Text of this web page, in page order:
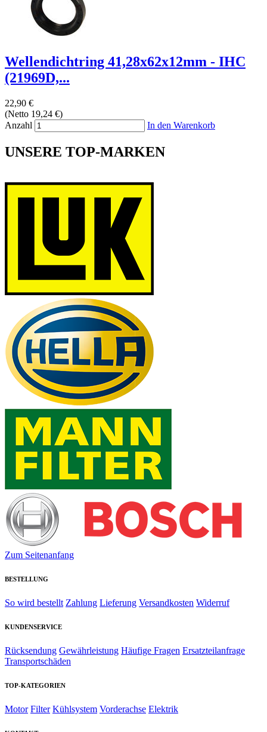
Wellendichtring 41,28x62x12mm - IHC
(21969D,...
22,90 €
(Netto 19,24 €)
Anzahl
In den Warenkorb
UNSERE TOP-MARKEN
Zum Seitenanfang
BESTELLUNG
So wird bestellt Zahlung Lieferung Versandkosten Widerruf
KUNDENSERVICE
Rücksendung Gewährleistung Häufige Fragen Ersatzteilanfrage
Transportschäden
TOP-KATEGORIEN
Motor Filter Kühlsystem Vorderachse Elektrik